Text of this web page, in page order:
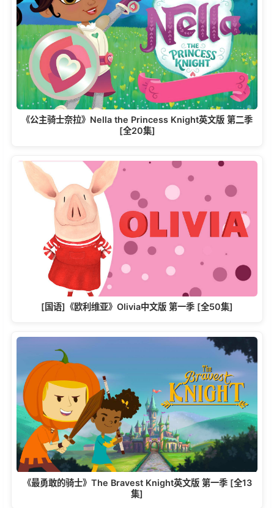
《公主骑士奈拉》Nella the Princess Knight英文版 第二季
[全20集]
[国语]《欧利维亚》Olivia中文版 第一季 [全50集]
《最勇敢的骑士》The Bravest Knight英文版 第一季 [全13
集]